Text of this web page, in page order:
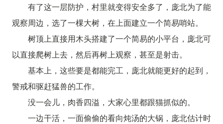
有了这一层防护，村里就变得安全多了，庞北为了能
观察周边，选了一棵大树，在上面建立一个简易哨站。
树顶上直接用木头搭建了一个简易的小平台，庞北可
以直接爬树上去，然后再树上观察，甚至是射击。
基本上，这些要是都能完工，庞北就能更好的起到，
警戒和驱赶猛兽的工作。
没一会儿，肉香四溢，大家心里都跟猫抓似的。
一边干活，一面偷偷的看向炖汤的大锅，庞北估计时